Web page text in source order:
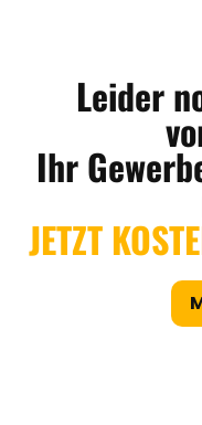
Leider
Ihr
JETZT